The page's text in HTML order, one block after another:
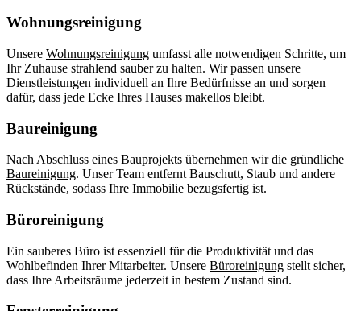
Wohnungsreinigung
Unsere Wohnungsreinigung umfasst alle notwendigen Schritte, um
Ihr Zuhause strahlend sauber zu halten. Wir passen unsere
Dienstleistungen individuell an Ihre Bedürfnisse an und sorgen
dafür, dass jede Ecke Ihres Hauses makellos bleibt.
Baureinigung
Nach Abschluss eines Bauprojekts übernehmen wir die gründliche
Baureinigung. Unser Team entfernt Bauschutt, Staub und andere
Rückstände, sodass Ihre Immobilie bezugsfertig ist.
Büroreinigung
Ein sauberes Büro ist essenziell für die Produktivität und das
Wohlbefinden Ihrer Mitarbeiter. Unsere Büroreinigung stellt sicher,
dass Ihre Arbeitsräume jederzeit in bestem Zustand sind.